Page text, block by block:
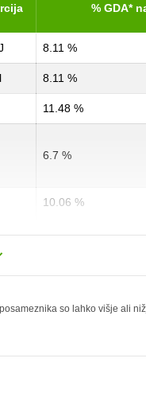
% GDA*
8.11 %
8.11 %
11.48 %
6.7 %
10.06 %
12.9 %
so lahko višje ali